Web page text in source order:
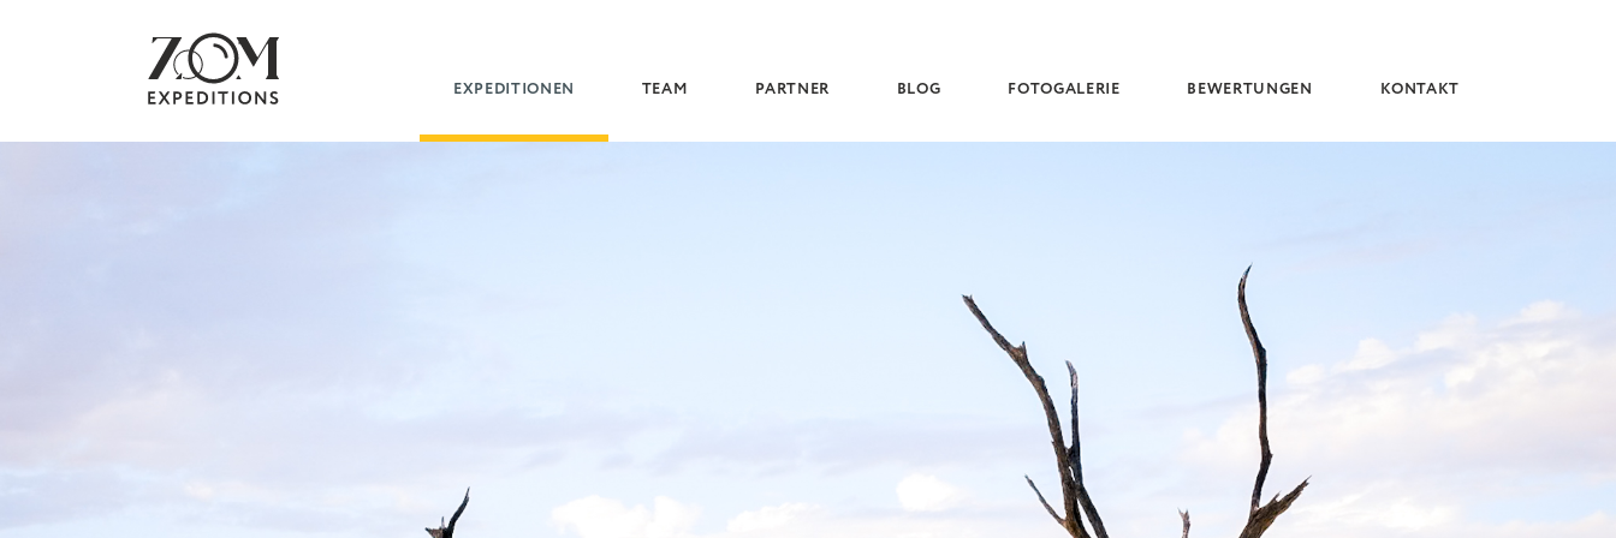
EXPEDITIONEN (CURRENT)TEAM PARTNER BLOG FOTOGALERIE BEWERTUNGEN KONTAKT